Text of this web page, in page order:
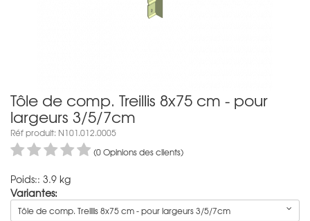
Tôle de comp. Treillis 8x75 cm - pour
largeurs 3/5/7cm
Réf produit: N101.012.0005
(0 Opinions des clients)
Poids:: 3.9 kg
Variantes:
Tôle de comp. Treillis 8x75 cm - pour largeurs 3/5/7cm